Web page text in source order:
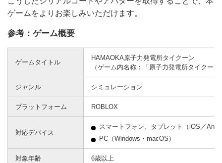
ゲームをよりお楽しみいただけます。
参考：ゲーム概要
ゲームタイトル
HAMAOKA原子力発電所タイクーン
（ゲーム内名称：「原子力発電所タイクーン
ジャンル シミュレーション
プラットフォーム ROBLOX
対応デバイス
スマートフォン、タブレット（iOS／
PC（Windows・macOS）
対象年齢 6歳以上